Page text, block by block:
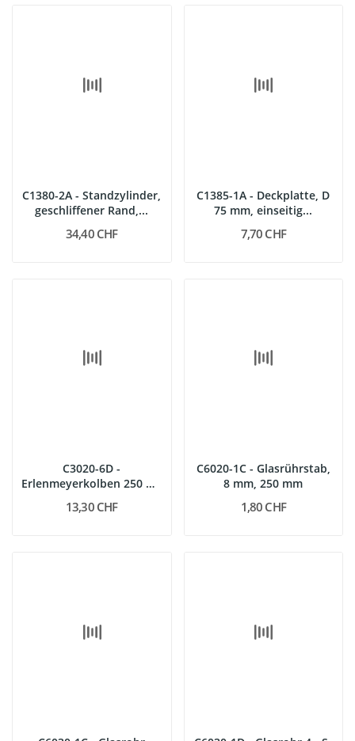
C1380-2A - Standzylinder,
geschliffener Rand,...
34,40 CHF
C1385-1A - Deckplatte, D
75 mm, einseitig...
7,70 CHF
C3020-6D -
Erlenmeyerkolben 250 ml,
13,30 CHF
C6020-1C - Glasrührstab,
8 mm, 250 mm
1,80 CHF